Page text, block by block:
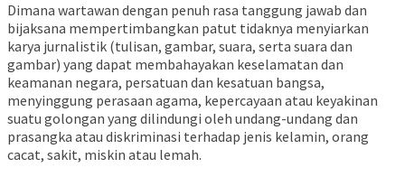
Dimana wartawan dengan penuh rasa tanggung jawab dan
bijaksana mempertimbangkan patut tidaknya menyiarkan
karya jurnalistik (tulisan, gambar, suara, serta suara dan
gambar) yang dapat membahayakan keselamatan dan
keamanan negara, persatuan dan kesatuan bangsa,
menyinggung perasaan agama, kepercayaan atau keyakinan
suatu golongan yang dilindungi oleh undang-undang dan
prasangka atau diskriminasi terhadap jenis kelamin, orang
cacat, sakit, miskin atau lemah.